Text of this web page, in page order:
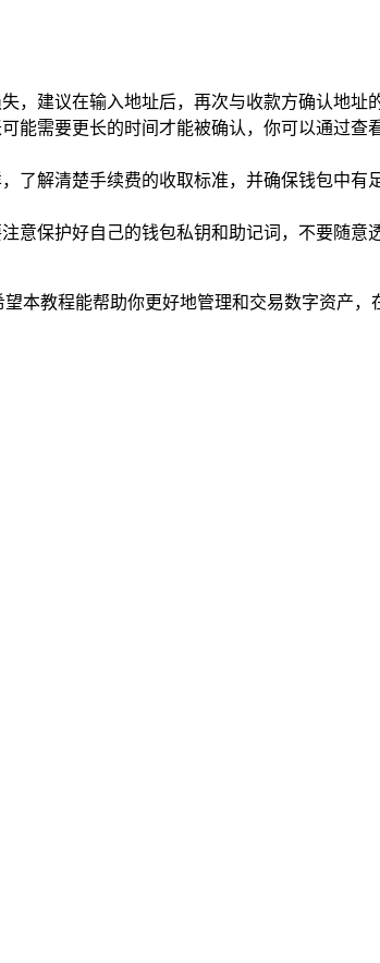
建议在输入地址后，再次与收款方确认地址
能需要更长的时间才能被确认，你可以通过查
了解清楚手续费的收取标准，并确保钱包中有
意保护好自己的钱包私钥和助记词，不要随意
本教程能帮助你更好地管理和交易数字资产